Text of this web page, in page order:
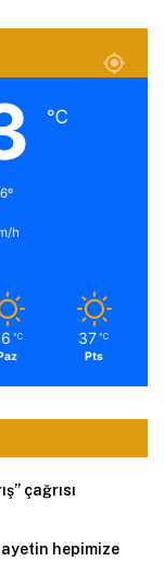
℃
h
℃ 37 ℃
Pts
çağrısı
hepimize